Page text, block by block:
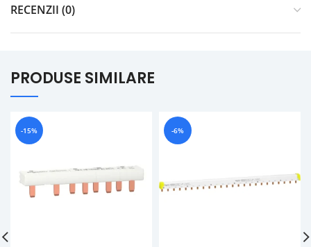
RECENZII (0)
PRODUSE SIMILARE
-15% -6%